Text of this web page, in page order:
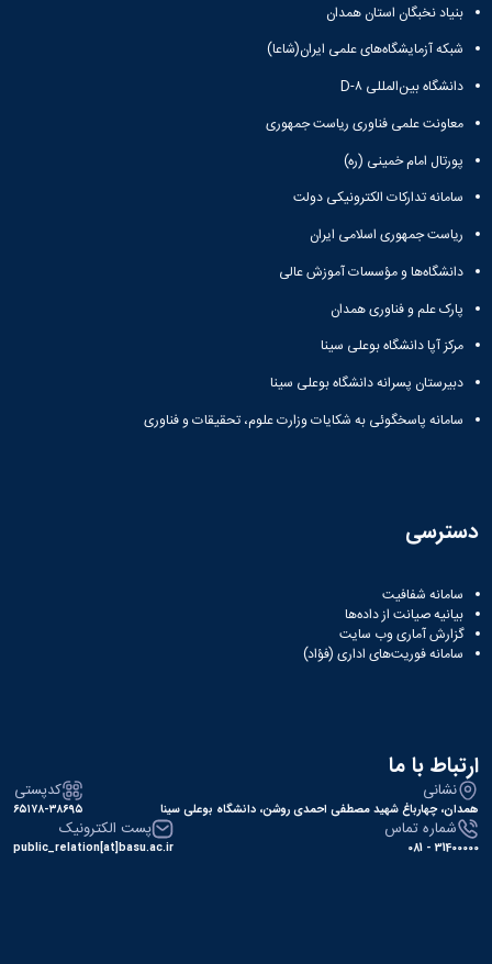
بنیاد نخبگان استان همدان
شبکه آزمایشگاه‌های علمی ایران(شاعا)
دانشگاه بین‌المللی D-۸
معاونت علمی فناوری ریاست جمهوری
پورتال امام خمینی (ره)
سامانه تدارکات الکترونیکی دولت
ریاست جمهوری اسلامی ایران
دانشگاه‌ها و مؤسسات آموزش عالی
پارک علم و فناوری همدان
مرکز آپا دانشگاه بوعلی سینا
دبیرستان پسرانه دانشگاه بوعلی سینا
سامانه پاسخگوئی به شکایات وزارت علوم، تحقیقات و فناوری
دسترسی
سامانه شفافیت
بیانیه صیانت از داده‌ها
گزارش آماری وب‌ سایت
سامانه فوریت‌های اداری (فؤاد)
ارتباط با ما
نشانی
همدان، چهارباغ شهید مصطفی احمدی روشن، دانشگاه بوعلی سینا
کدپستی
۶۵۱۷۸-۳۸۶۹۵
شماره تماس
31400000 - 081
پست الکترونیک
public_relation[at]basu.ac.ir